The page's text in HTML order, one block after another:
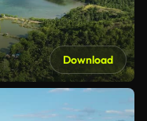
Download